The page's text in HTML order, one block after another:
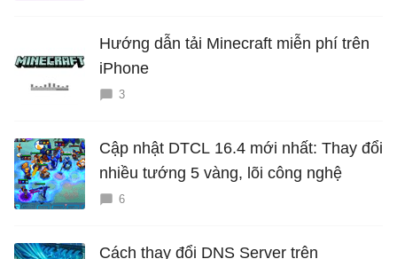
Hướng dẫn tải Minecraft miễn phí trên
iPhone
3
Cập nhật DTCL 16.4 mới nhất: Thay đổi
nhiều tướng 5 vàng, lõi công nghệ
6
Cách thay đổi DNS Server trên